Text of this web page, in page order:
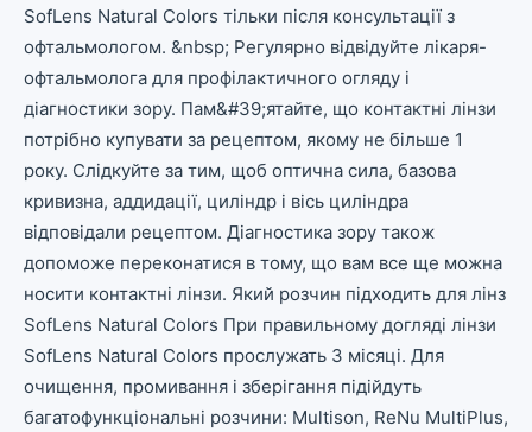
SofLens Natural Colors тільки після консультації з
офтальмологом. &nbsp; Регулярно відвідуйте лікаря-
офтальмолога для профілактичного огляду і
діагностики зору. Пам&#39;ятайте, що контактні лінзи
потрібно купувати за рецептом, якому не більше 1
року. Слідкуйте за тим, щоб оптична сила, базова
кривизна, аддидації, циліндр і вісь циліндра
відповідали рецептом. Діагностика зору також
допоможе переконатися в тому, що вам все ще можна
носити контактні лінзи. Який розчин підходить для лінз
SofLens Natural Colors При правильному догляді лінзи
SofLens Natural Colors прослужать 3 місяці. Для
очищення, промивання і зберігання підійдуть
багатофункціональні розчини: Multison, ReNu MultiPlus,